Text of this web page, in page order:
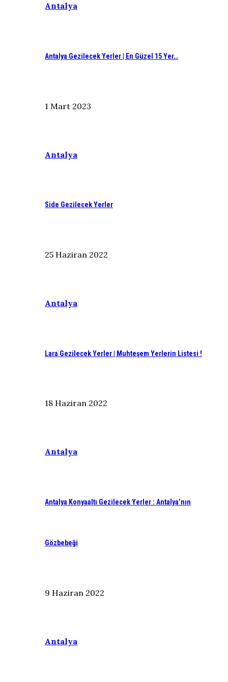
Antalya
Antalya Gezilecek Yerler | En Güzel 15 Yer…
1 Mart 2023
Antalya
Side Gezilecek Yerler
25 Haziran 2022
Antalya
Lara Gezilecek Yerler | Muhteşem Yerlerin Listesi !
18 Haziran 2022
Antalya
Antalya Konyaaltı Gezilecek Yerler : Antalya’nın
Gözbebeği
9 Haziran 2022
Antalya